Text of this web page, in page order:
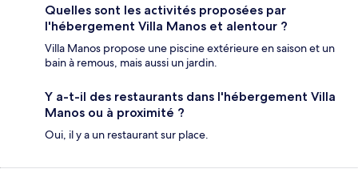
Quelles sont les activités proposées par
l'hébergement Villa Manos et alentour ?
Villa Manos propose une piscine extérieure en saison et un
bain à remous, mais aussi un jardin.
Y a-t-il des restaurants dans l'hébergement Villa
Manos ou à proximité ?
Oui, il y a un restaurant sur place.